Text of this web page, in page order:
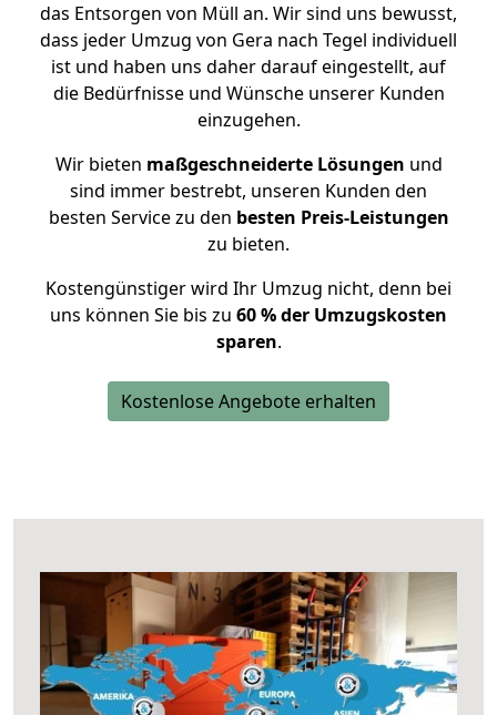
das Entsorgen von Müll an. Wir sind uns bewusst,
dass jeder Umzug von Gera nach Tegel individuell
ist und haben uns daher darauf eingestellt, auf
die Bedürfnisse und Wünsche unserer Kunden
einzugehen.
Wir bieten maßgeschneiderte Lösungen und
sind immer bestrebt, unseren Kunden den
besten Service zu den besten Preis-Leistungen
zu bieten.
Kostengünstiger wird Ihr Umzug nicht, denn bei
uns können Sie bis zu 60 % der Umzugskosten
sparen.
Kostenlose Angebote erhalten